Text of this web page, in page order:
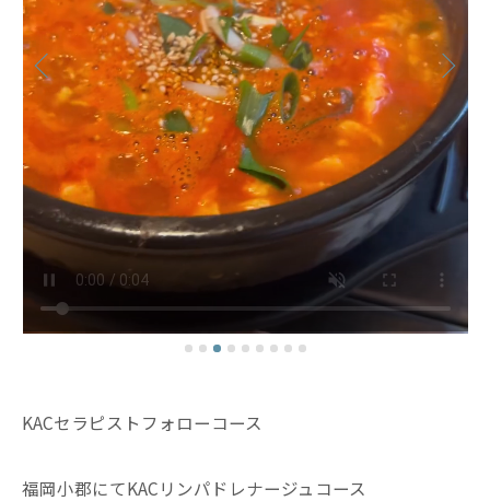
KACセラピストフォローコース
福岡小郡にてKACリンパドレナージュコース